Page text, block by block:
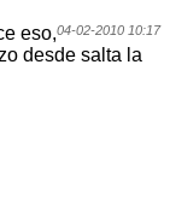
04-02-2010 10:17
eso,
desde salta la